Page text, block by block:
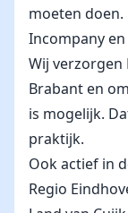
moeten doen.
Incompany
Wij verzorgen
Brabant en
is mogelijk.
praktijk.
Ook actief in
Regio